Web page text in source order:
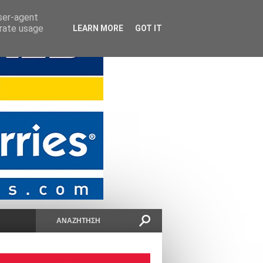
agent
usage
LEARN MORE GOT IT